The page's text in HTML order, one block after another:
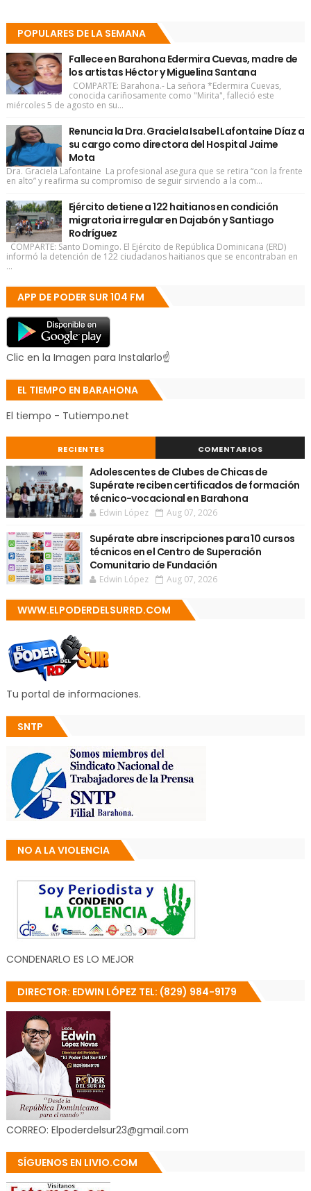
POPULARES DE LA SEMANA
Fallece en Barahona Edermira Cuevas, madre de
los artistas Héctor y Miguelina Santana
COMPARTE: Barahona.- La señora *Edermira Cuevas,
conocida cariñosamente como "Mirita", falleció este
miércoles 5 de agosto en su...
Renuncia la Dra. Graciela Isabel Lafontaine Díaz a
su cargo como directora del Hospital Jaime
Mota
Dra. Graciela Lafontaine La profesional asegura que se retira “con la frente
en alto” y reafirma su compromiso de seguir sirviendo a la com...
Ejército detiene a 122 haitianos en condición
migratoria irregular en Dajabón y Santiago
Rodríguez
COMPARTE: Santo Domingo. El Ejército de República Dominicana (ERD)
informó la detención de 122 ciudadanos haitianos que se encontraban en
...
APP DE PODER SUR 104 FM
Clic en la Imagen para Instalarlo☝
EL TIEMPO EN BARAHONA
El tiempo - Tutiempo.net
RECIENTES COMENTARIOS
Adolescentes de Clubes de Chicas de
Supérate reciben certificados de formación
técnico-vocacional en Barahona
Edwin López Aug 07, 2026
Supérate abre inscripciones para 10 cursos
técnicos en el Centro de Superación
Comunitario de Fundación
Edwin López Aug 07, 2026
WWW.ELPODERDELSURRD.COM
Tu portal de informaciones.
SNTP
NO A LA VIOLENCIA
CONDENARLO ES LO MEJOR
DIRECTOR: EDWIN LÓPEZ TEL: (829) 984-9179
CORREO: Elpoderdelsur23@gmail.com
SÍGUENOS EN LIVIO.COM